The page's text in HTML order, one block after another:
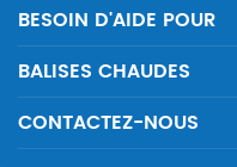
BESOIN D'AIDE POUR
BALISES CHAUDES
CONTACTEZ-NOUS